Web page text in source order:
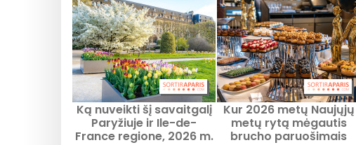
Ką nuveikti šį savaitgalį
Paryžiuje ir Ile-de-
France regione, 2026 m.
Kur 2026 metų Naujųjų
metų rytą mėgautis
brucho paruošimais